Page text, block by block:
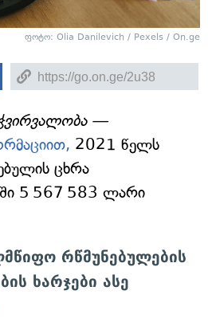
ფოტო: Olia Danilevich / Pexels / On.ge
—
2021 წელს
ცხრა
5 567 583 ლარი
რწმუნებულების
ხარჯები ასე